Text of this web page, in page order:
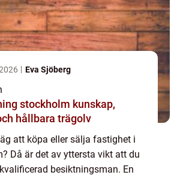
Eva Sjöberg
kunskap,
hållbara trägolv
att köpa eller sälja fastighet i
Då är det av yttersta vikt att du
besiktningsman. En